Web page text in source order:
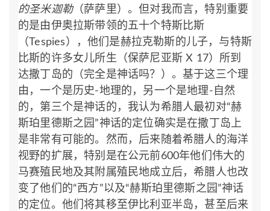
的圣米迦勒（萨萨里）。但对我而言，特别重要
的是由伊奥拉斯带领的五十个特斯比斯
（Tespies），他们是赫拉克勒斯的儿子，与特斯
比斯的许多女儿所生（保萨尼亚斯 X 17）所到
达撒丁岛的（完全是神话吗？）。基于这三个理
由，一个是历史-地理的，另一个是地理-自然
的，第三个是神话的，我认为希腊人最初对“赫
斯珀里德斯之园”神话的定位确实是在撒丁岛上
是非常有可能的。然而，后来随着希腊人的海洋
视野的扩展，特别是在公元前600年他们伟大的
马赛殖民地及其附属殖民地成立后，希腊人也改
变了他们的“西方”以及“赫斯珀里德斯之园”神话
的定位。他们将其移至伊比利亚半岛，甚至后来